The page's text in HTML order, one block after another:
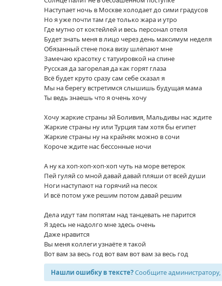
Наступает ночь в Москве холодает до сими градусов
Но я уже почти там где только жара и утро
Где мутно от коктейлей и весь персонал отеля
Будет знать меня в лицо через день максимум неделя
Обязанный стене пока визу шлёпают мне
Замечаю красотку с татуировкой на спине
Русская да загорелая да как горят глаза
Всё будет круто сразу сам себе сказал я
Мы на берегу встретимся слышишь будущая мама
Ты ведь знаешь что я очень хочу
Хочу жаркие страны эй Боливия, Мальдивы нас ждите
Жаркие страны ну или Турция там хотя бы египет
Жаркие страны ну на крайняк можно в сочи
Короче ждите нас бессонные ночи
А ну ка хоп-хоп-хоп-хоп чуть на море ветерок
Пей гуляй со мной давай давай пляши от всей души
Ноги наступают на горячий на песок
И всё потом уже решим потом давай решим
Дела идут там попятам над танцевать не парится
Я здесь не надолго мне здесь очень
Даже нравится
Вы меня коллеги узнаёте я такой
Вот вам за весь год вот вам вот вам за весь год
Нашли ошибку в тексте?Сообщите